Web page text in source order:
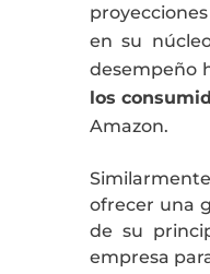
en su
desempeño
los
Amazon​.
ofrecer una
de su
empresa